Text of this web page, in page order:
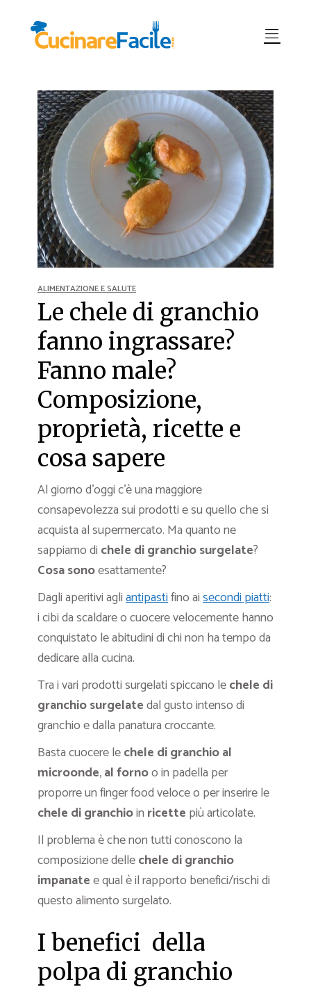
ALIMENTAZIONE E SALUTE
Le chele di granchio
fanno ingrassare?
Fanno male?
Composizione,
proprietà, ricette e
cosa sapere
Al giorno d’oggi c’è una maggiore
consapevolezza sui prodotti e su quello che si
acquista al supermercato. Ma quanto ne
sappiamo di chele di granchio surgelate?
Cosa sonoesattamente?
Dagli aperitivi agliantipastifino aisecondi piatti:
i cibi da scaldare o cuocere velocemente hanno
conquistato le abitudini di chi non ha tempo da
dedicare alla cucina.
Tra i vari prodotti surgelati spiccano lechele di
granchio surgelatedal gusto intenso di
granchio e dalla panatura croccante.
Basta cuocere lechele di granchio al
microonde,al fornoo in padella per
proporre un finger food veloce o per inserire le
chele di granchioin ricette più articolate.
Il problema è che non tutti conoscono la
composizione dellechele di granchio
impanatee qual è il rapporto benefici/rischi di
questo alimento surgelato.
I benefici della
polpa di granchio